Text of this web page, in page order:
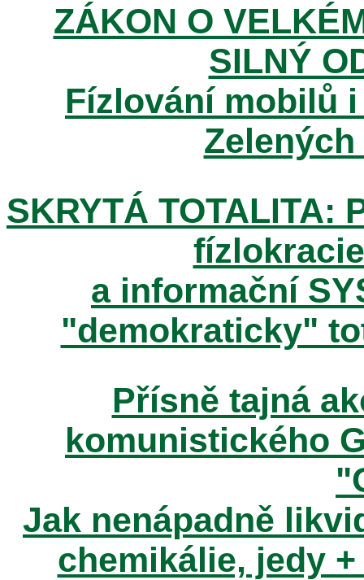
ZÁKON O
SILNÝ
Fízlování mobilů
Zelených
SKRYTÁ
a informační
"demokraticky"
Přísně tajná
komunistického
Jak nenápadně
chemikálie, jedy